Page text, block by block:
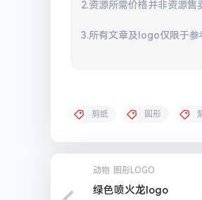
2.资源所需价格并非资源售
3.所有文章及logo仅限于参
剪纸 圆形
动物 图形LOGO
绿色喷火龙logo